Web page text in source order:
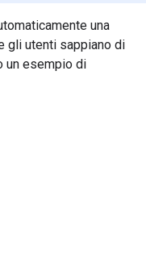
una
gli utenti sappiano di
un esempio di